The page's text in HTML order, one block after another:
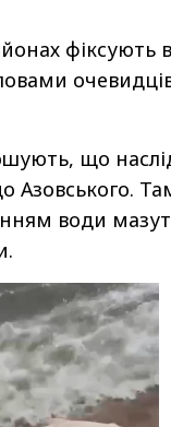
фіксують
що
води